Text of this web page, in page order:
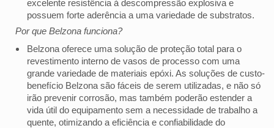
excelente resistência à descompressão explosiva e
possuem forte aderência a uma variedade de substratos.
Por que Belzona funciona?
Belzona oferece uma solução de proteção total para o
revestimento interno de vasos de processo com uma
grande variedade de materiais epóxi. As soluções de custo-
benefício Belzona são fáceis de serem utilizadas, e não só
irão prevenir corrosão, mas também poderão estender a
vida útil do equipamento sem a necessidade de trabalho a
quente, otimizando a eficiência e confiabilidade do